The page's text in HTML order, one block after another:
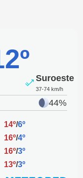
Suroeste
37-74 km/h
44%
14º/6º
16º/4º
16º/3º
13º/3º